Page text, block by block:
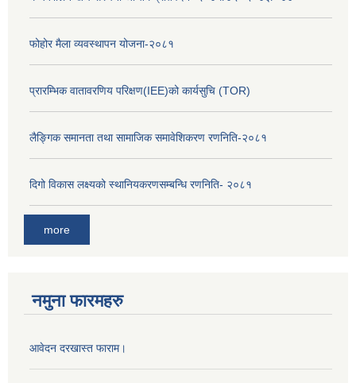
फोहोर मैला व्यवस्थापन योजना-२०८१
प्रारम्भिक वातावरणिय परिक्षण(IEE)को कार्यसुचि (TOR)
लैङ्‍गिक समानता तथा सामाजिक समावेशिकरण रणनिति-२०८१
दिगो विकास लक्ष्यको स्थानियकरणसम्बन्धि रणनिति- २०८१
more
नमुना फारमहरु
आवेदन दरखास्त फाराम।